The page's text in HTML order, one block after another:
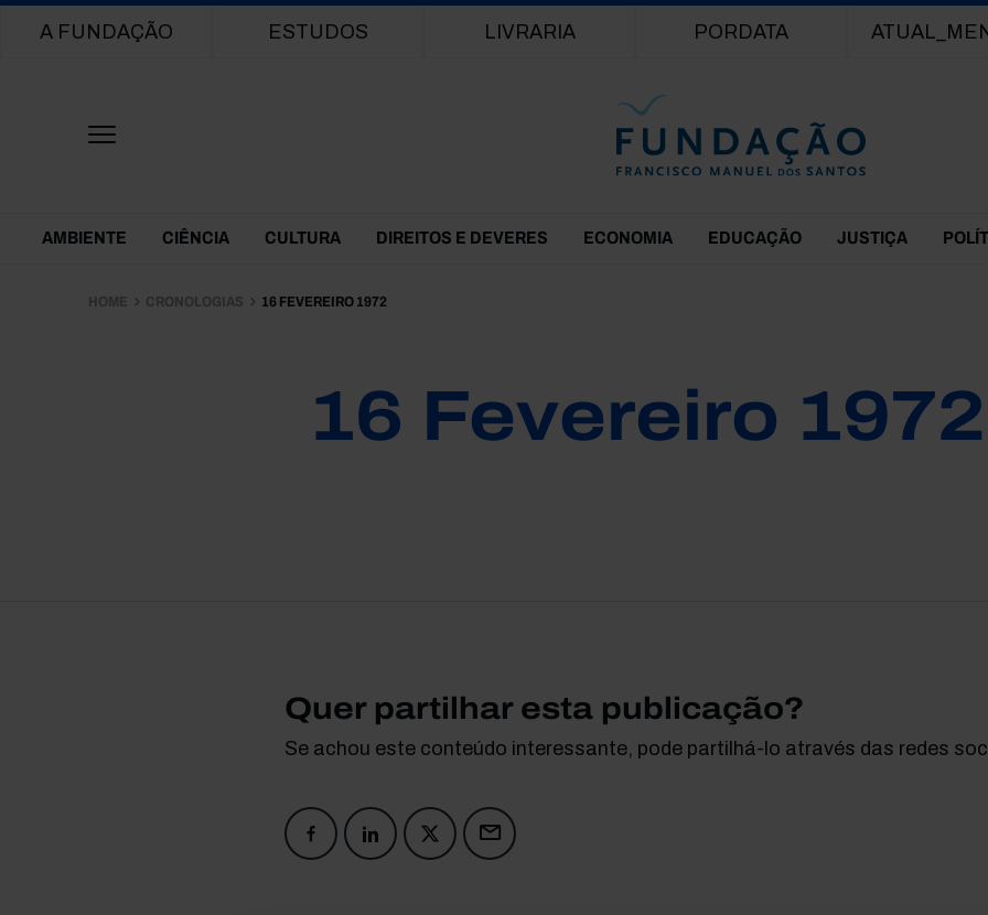
Main navigation
A FUNDAÇÃO ESTUDOS LIVRARIA PORDATA
Themes Menu
AMBIENTE CIÊNCIA CULTURA DIREITOS E DEVERES ECONOMIA EDUCAÇÃO JUSTIÇA
HOME CRONOLOGIAS 16 FEVEREIRO 1972
16 Fevereiro 1972
Quer partilhar esta publicação?
Se achou este conteúdo interessante, pode partilhá-lo através das redes